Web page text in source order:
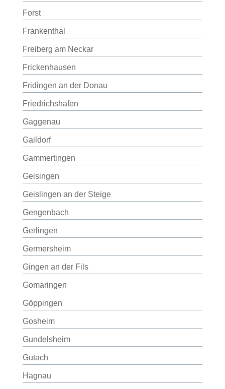
Forst
Frankenthal
Freiberg am Neckar
Frickenhausen
Fridingen an der Donau
Friedrichshafen
Gaggenau
Gaildorf
Gammertingen
Geisingen
Geislingen an der Steige
Gengenbach
Gerlingen
Germersheim
Gingen an der Fils
Gomaringen
Göppingen
Gosheim
Gundelsheim
Gutach
Hagnau